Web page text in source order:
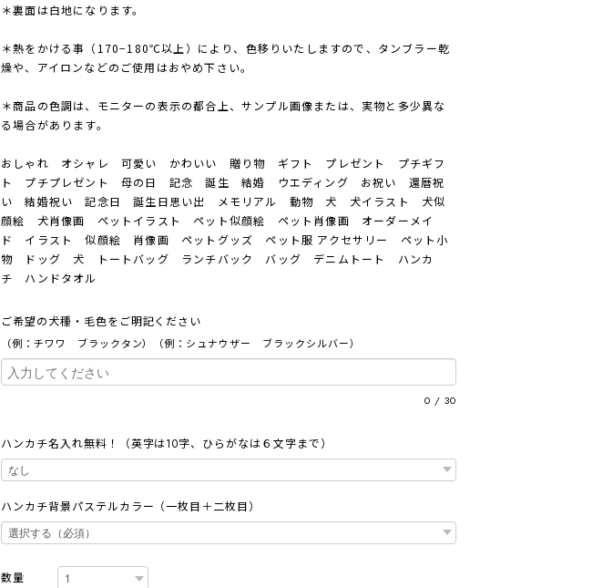
＊裏面は白地になります。
＊熱をかける事（170−180℃以上）により、色移りいたしますので、タンブラー乾
燥や、アイロンなどのご使用はおやめ下さい。
＊商品の色調は、モニターの表示の都合上、サンプル画像または、実物と多少異な
る場合があります。
おしゃれ オシャレ 可愛い かわいい 贈り物 ギフト プレゼント プチギフ
ト プチプレゼント 母の日 記念 誕生 結婚 ウエディング お祝い 還暦祝
い 結婚祝い 記念日 誕生日思い出 メモリアル 動物 犬 犬イラスト 犬似
顔絵 犬肖像画 ペットイラスト ペット似顔絵 ペット肖像画 オーダーメイ
ド イラスト 似顔絵 肖像画 ペットグッズ ペット服 アクセサリー ペット小
物 ドッグ 犬 トートバッグ ランチバック バッグ デニムトート ハンカ
チ ハンドタオル
ご希望の犬種・毛色をご明記ください
（例：チワワ ブラックタン）（例：シュナウザー ブラックシルバー）
0 /30
ハンカチ名入れ無料！（英字は10字、ひらがなは６文字まで）
ハンカチ背景パステルカラー（一枚目＋二枚目）
数量